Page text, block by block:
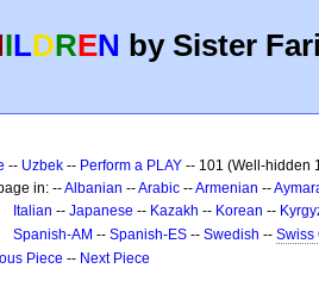
ILDREN by Sister
-- Uzbek -- Perform a PLAY -- 101 (Well-hidden
in: --Albanian --Arabic --Armenian --
Italian -- Japanese -- Kazakh -- Korean --
Spanish-AM -- Spanish-ES -- Swedish -- Swiss
Piece -- Next Piece